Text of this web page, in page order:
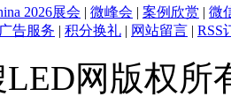
2026展会 微峰会 案例欣赏
微
广告服务 积分换礼 网站留言 RSS
LED网版权